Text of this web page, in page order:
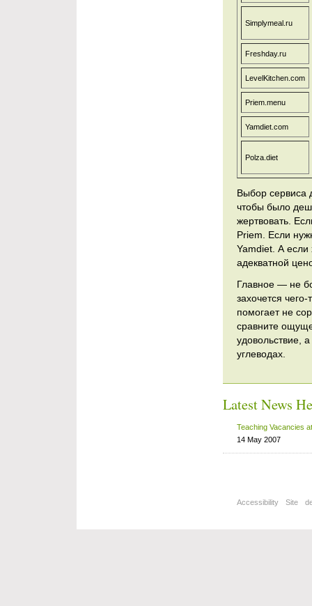
Simplymeal.ru
Freshday.ru
LevelKitchen.com
Priem.menu
Yamdiet.com
Polza.diet
Выбор сервиса
чтобы было
жертвовать.
Priem. Если
Yamdiet. А
адекватной
Главное — не
захочется
помогает не
сравните
удовольствие,
углеводах.
Latest News
Teaching Vacancies
14 May 2007
Accessibility Site